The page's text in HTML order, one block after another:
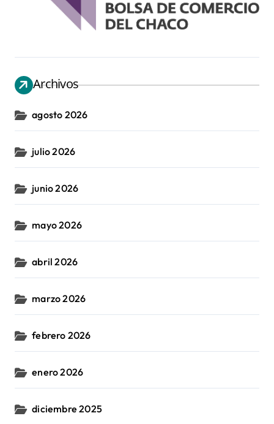
Archivos
agosto 2026
julio 2026
junio 2026
mayo 2026
abril 2026
marzo 2026
febrero 2026
enero 2026
diciembre 2025